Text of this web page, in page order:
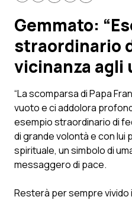
Governo e Parlamento
Regioni e Asl
Lavoro e Professioni
Scienza e Farmaci
Studi e Analisi
Lettere al direttore
Edizioni Regionali
Gemmato:
straordinario
vicinanza agli
“La scomparsa di Papa
vuoto e ci addolora
esempio straordinario di
di grande volontà e con lui
spirituale, un simbolo di
messaggero di pace.
Resterà per sempre vivido